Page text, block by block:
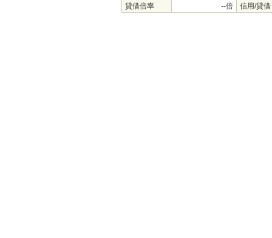
貸借倍率
--倍 信用/貸借